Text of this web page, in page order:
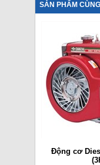
SẢN PHẨM
Động cơ